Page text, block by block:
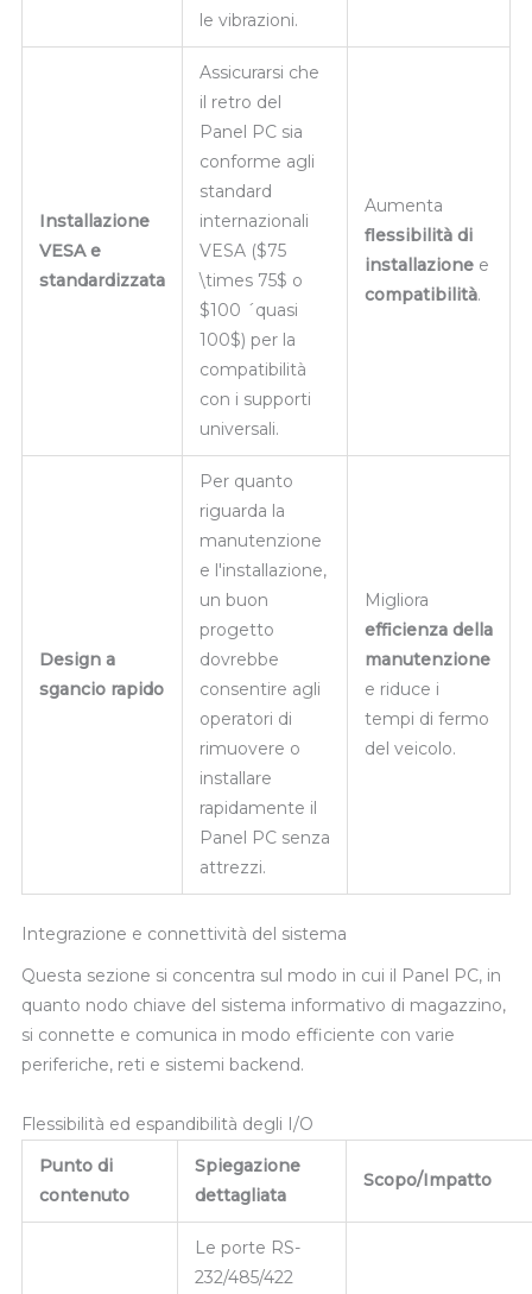
le vibrazioni.
Installazione
VESA e
standardizzata
Assicurarsi che
il retro del
Panel PC sia
conforme agli
standard
internazionali
VESA ($75
\times 75$ o
$100 ´quasi
100$) per la
compatibilità
con i supporti
universali.
Aumenta
flessibilità di
installazione e
compatibilità.
Design a
sgancio rapido
Per quanto
riguarda la
manutenzione
e l'installazione,
un buon
progetto
dovrebbe
consentire agli
operatori di
rimuovere o
installare
rapidamente il
Panel PC senza
attrezzi.
Migliora
efficienza della
manutenzione
e riduce i
tempi di fermo
del veicolo.
Integrazione e connettività del sistema
Questa sezione si concentra sul modo in cui il Panel PC, in
quanto nodo chiave del sistema informativo di magazzino,
si connette e comunica in modo efficiente con varie
periferiche, reti e sistemi backend.
Flessibilità ed espandibilità degli I/O
Punto di
contenuto
Spiegazione
dettagliata
Scopo/Impatto
Le porte RS-
232/485/422